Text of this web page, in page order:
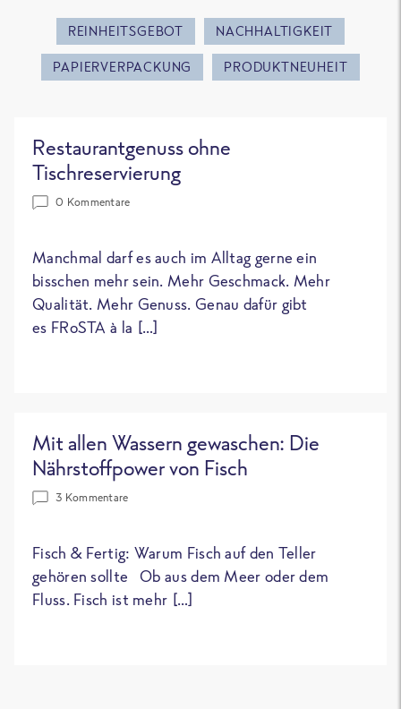
REINHEITSGEBOT NACHHALTIGKEIT
PAPIERVERPACKUNG PRODUKTNEUHEIT
Restaurantgenuss ohne
Tischreservierung
0 Kommentare
Manchmal darf es auch im Alltag gerne ein
bisschen mehr sein. Mehr Geschmack. Mehr
Qualität. Mehr Genuss. Genau dafür gibt
es FRoSTA à la […]
Mit allen Wassern gewaschen: Die
Nährstoffpower von Fisch
3 Kommentare
Fisch & Fertig: Warum Fisch auf den Teller
gehören sollte Ob aus dem Meer oder dem
Fluss. Fisch ist mehr […]